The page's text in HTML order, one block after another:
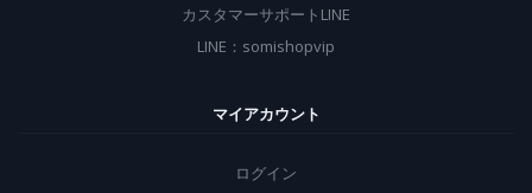
カスタマーサポートLINE
LINE：somishopvip
マイアカウント
ログイン